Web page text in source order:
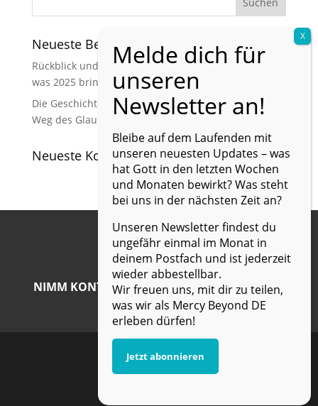
Neueste Beiträge
Rückblick und Ausblick: Was 2024 geprägt hat und
was 2025 bringt
Die Geschichte von Mercy Beyond Deutschland – Ein
Weg des Glaubens und der Berufung
Neueste Kommentare
NIMM KONTAKT MIT UNS AUF UND ERFAHRE
MEHR!
Bleibe auf dem Laufenden mit
unseren neuesten Updates – was
hat Gott in den letzten Wochen
und Monaten bewirkt? Was steht
bei uns in der nächsten Zeit an?
Unseren Newsletter findest du
ungefähr einmal im Monat in
deinem Postfach und ist jederzeit
wieder abbestellbar.
Wir freuen uns, mit dir zu teilen,
was wir als Mercy Beyond DE
erleben dürfen!
Jetzt abonnieren